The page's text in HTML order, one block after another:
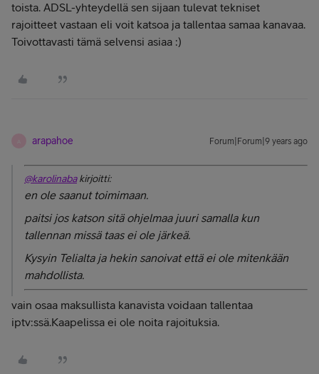
toista. ADSL-yhteydellä sen sijaan tulevat tekniset
rajoitteet vastaan eli voit katsoa ja tallentaa samaa kanavaa.
Toivottavasti tämä selvensi asiaa :)
arapahoe Forum|Forum|9 years ago
@karolinabakirjoitti:
en ole saanut toimimaan.
paitsi jos katson sitä ohjelmaa juuri samalla kun
tallennan missä taas ei ole järkeä.
Kysyin Telialta ja hekin sanoivat että ei ole mitenkään
mahdollista.
vain osaa maksullista kanavista voidaan tallentaa
iptv:ssä.Kaapelissa ei ole noita rajoituksia.